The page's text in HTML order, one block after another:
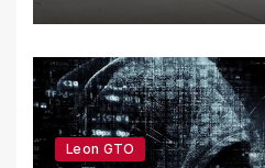
bienestar y la
Leon GTO